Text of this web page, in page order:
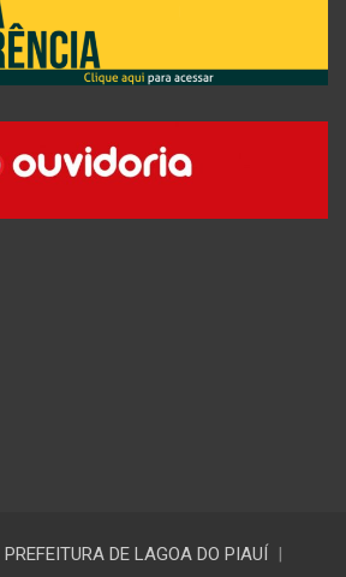
PREFEITURA DE LAGOA DO PIAUÍ